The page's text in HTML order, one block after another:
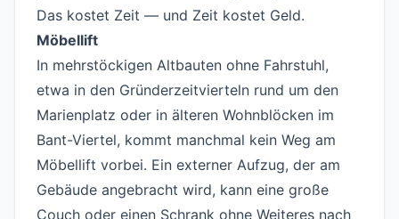
Das kostet Zeit — und Zeit kostet Geld.
Möbellift
In mehrstöckigen Altbauten ohne Fahrstuhl,
etwa in den Gründerzeitvierteln rund um den
Marienplatz oder in älteren Wohnblöcken im
Bant-Viertel, kommt manchmal kein Weg am
Möbellift vorbei. Ein externer Aufzug, der am
Gebäude angebracht wird, kann eine große
Couch oder einen Schrank ohne Weiteres nach